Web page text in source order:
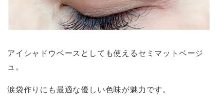
アイシャドウベースとしても使えるセミマットベージ
ュ。
涙袋作りにも最適な優しい色味が魅力です。